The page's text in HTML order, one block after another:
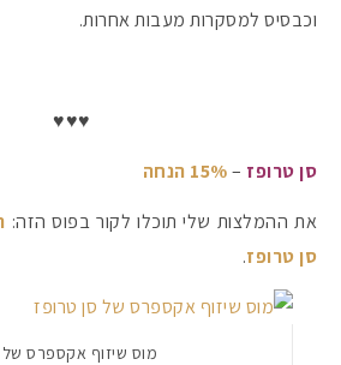
וכבסיס למסקרות מעבות אחרות.
♥♥♥
סן טרופז –15% הנחה
את ההמלצות שלי תוכלו לקור בפוס הזה:
סן טרופז.
מוס שיזוף אקספרס של